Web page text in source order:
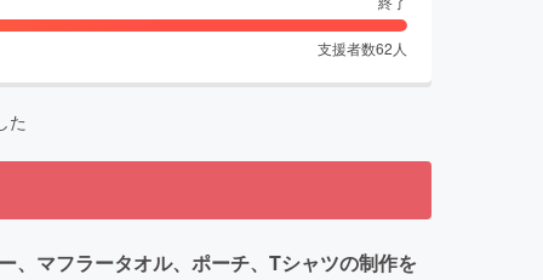
支援者数62人
た
、マフラータオル、ポーチ、Tシャツの制作を